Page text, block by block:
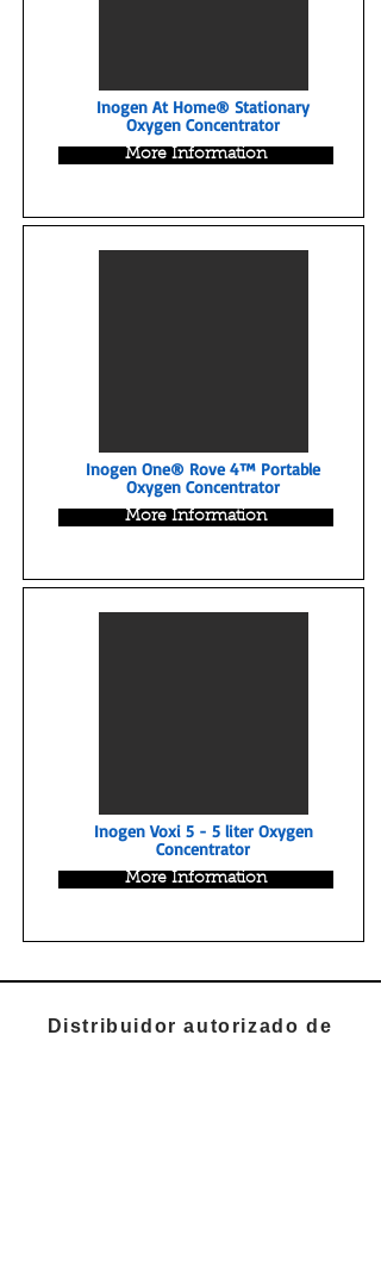
Inogen At Home® Stationary
Oxygen Concentrator
More Information
Inogen One® Rove 4™ Portable
Oxygen Concentrator
More Information
Inogen Voxi 5 - 5 liter Oxygen
Concentrator
More Information
Distribuidor autorizado de